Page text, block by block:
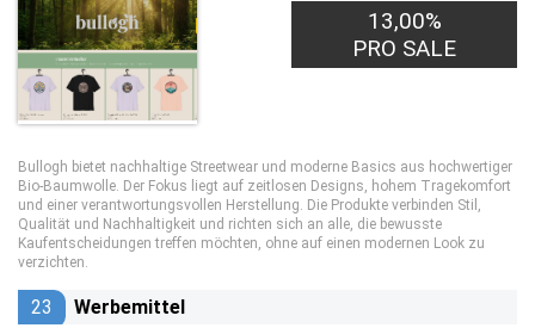
13,00%
PRO SALE
Bullogh bietet nachhaltige Streetwear und moderne Basics aus hochwertiger
Bio-Baumwolle. Der Fokus liegt auf zeitlosen Designs, hohem Tragekomfort
und einer verantwortungsvollen Herstellung. Die Produkte verbinden Stil,
Qualität und Nachhaltigkeit und richten sich an alle, die bewusste
Kaufentscheidungen treffen möchten, ohne auf einen modernen Look zu
verzichten.
23 Werbemittel